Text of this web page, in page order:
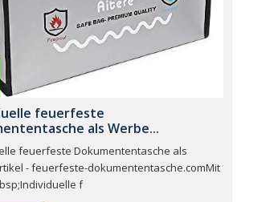
feuerfeste
als Werbe...
feuerfeste Dokumententasche als
- feuerfeste-dokumententasche.comMit
f